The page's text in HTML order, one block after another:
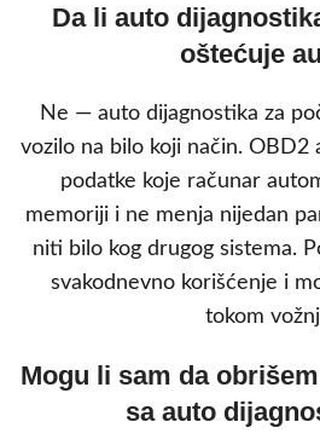
Da li auto
oštećuje
Ne — auto dijagnostika za
vozilo na bilo koji način. OBD2
podatke koje računar
memoriji i ne menja nijedan
niti bilo kog drugog sistema.
svakodnevno korišćenje i
tokom
Mogu li sam da
sa auto